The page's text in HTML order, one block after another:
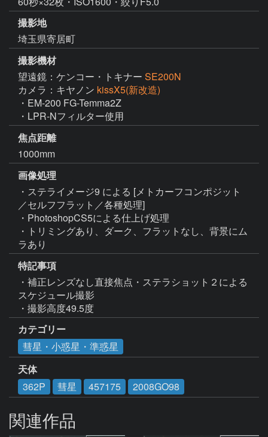
撮影地
埼玉県寄居町
撮影機材
望遠鏡：ケンコー・トキナー SE200N
カメラ：キヤノン kissX5(新改造)
・EM-200 FG-Temma2Z
・LPR-Nフィルター使用
焦点距離
1000mm
画像処理
・ステライメージ9 による [メトカーフコンポジット
／セルフフラット／各種処理]
・PhotoshopCS5による仕上げ処理
・トリミングあり、ダーク、フラットなし、背景にム
ラあり
特記事項
・補正レンズなし直接焦点・ステラショット２による
スケジュール撮影
・撮影高度49.5度
カテゴリー
彗星・小惑星・準惑星
天体
362P
彗星 457175 2008GO98
関連作品